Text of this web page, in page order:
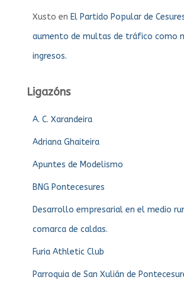
Xusto en El Partido Popular de
aumento de multas de tráfico como
ingresos.
Ligazóns
A. C. Xarandeira
Adriana Ghaiteira
Apuntes de Modelismo
BNG Pontecesures
Desarrollo empresarial en el medio
comarca de caldas.
Furia Athletic Club
Parroquia de San Xulián de